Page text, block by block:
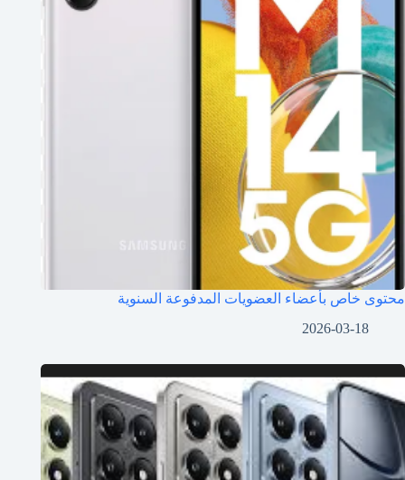
محتوى خاص بأعضاء العضويات المدفوعة السنوية
2026-03-18